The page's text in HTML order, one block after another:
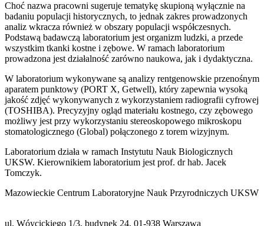
Choć nazwa pracowni sugeruje tematykę skupioną wyłącznie na
badaniu populacji historycznych, to jednak zakres prowadzonych
analiz wkracza również w obszary populacji współczesnych.
Podstawą badawczą laboratorium jest organizm ludzki, a przede
wszystkim tkanki kostne i zębowe. W ramach laboratorium
prowadzona jest działalność zarówno naukowa, jak i dydaktyczna.
W laboratorium wykonywane są analizy rentgenowskie przenośnym
aparatem punktowy (PORT X, Getwell), który zapewnia wysoką
jakość zdjęć wykonywanych z wykorzystaniem radiografii cyfrowej
(TOSHIBA). Precyzyjny ogląd materiału kostnego, czy zębowego
możliwy jest przy wykorzystaniu stereoskopowego mikroskopu
stomatologicznego (Global) połączonego z torem wizyjnym.
Laboratorium działa w ramach Instytutu Nauk Biologicznych
UKSW. Kierownikiem laboratorium jest prof. dr hab. Jacek
Tomczyk.
Mazowieckie Centrum Laboratoryjne Nauk Przyrodniczych UKSW
ul. Wóycickiego 1/3, budynek 24, 01-938 Warszawa